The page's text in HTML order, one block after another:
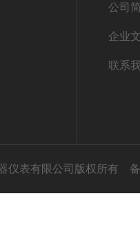
公司
企业
联系
仪表有限公司版权所有